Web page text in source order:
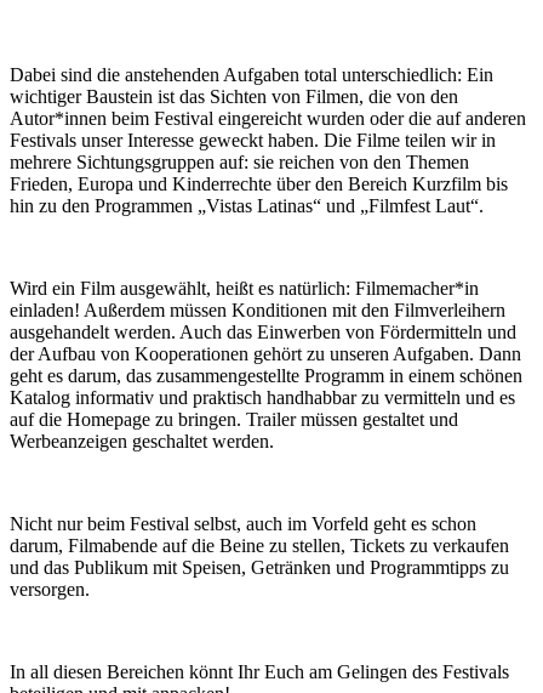
Dabei sind die anstehenden Aufgaben total unterschiedlich: Ein
wichtiger Baustein ist das Sichten von Filmen, die von den
Autor*innen beim Festival eingereicht wurden oder die auf anderen
Festivals unser Interesse geweckt haben. Die Filme teilen wir in
mehrere Sichtungsgruppen auf: sie reichen von den Themen
Frieden, Europa und Kinderrechte über den Bereich Kurzfilm bis
hin zu den Programmen „Vistas Latinas“ und „Filmfest Laut“.
Wird ein Film ausgewählt, heißt es natürlich: Filmemacher*in
einladen! Außerdem müssen Konditionen mit den Filmverleihern
ausgehandelt werden. Auch das Einwerben von Fördermitteln und
der Aufbau von Kooperationen gehört zu unseren Aufgaben. Dann
geht es darum, das zusammengestellte Programm in einem schönen
Katalog informativ und praktisch handhabbar zu vermitteln und es
auf die Homepage zu bringen. Trailer müssen gestaltet und
Werbeanzeigen geschaltet werden.
Nicht nur beim Festival selbst, auch im Vorfeld geht es schon
darum, Filmabende auf die Beine zu stellen, Tickets zu verkaufen
und das Publikum mit Speisen, Getränken und Programmtipps zu
versorgen.
In all diesen Bereichen könnt Ihr Euch am Gelingen des Festivals